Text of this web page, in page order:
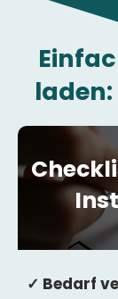
✓ Bedarf